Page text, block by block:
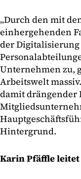
„Durch den mit
einhergehenden
der
Unternehmen zu,
Arbeitswelt
damit drängender
Hintergrund.
Karin Pfäffle leitet